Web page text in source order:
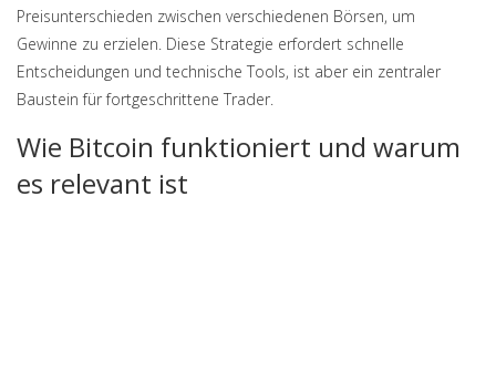
Preisunterschieden zwischen verschiedenen Börsen, um
Gewinne zu erzielen. Diese Strategie erfordert schnelle
Entscheidungen und technische Tools, ist aber ein zentraler
Baustein für fortgeschrittene Trader.
Wie Bitcoin funktioniert und warum
es relevant ist